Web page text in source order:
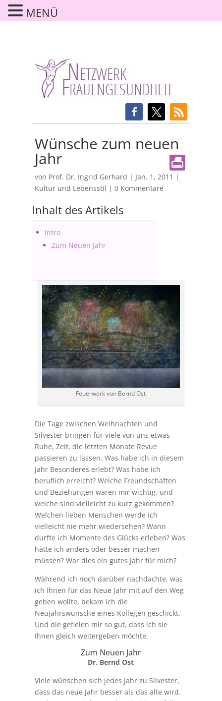
Wünsche zum neuen
Jahr
von Prof. Dr. Ingrid Gerhard | Jan. 1, 2011 |
Kultur und Lebensstil | 0 Kommentare
Inhalt des Artikels
Intro
Zum Neuen Jahr
Feuerwerk von Bernd Ost
Die Tage zwischen Weihnachten und
Silvester bringen für viele von uns etwas
Ruhe, Zeit, die letzten Monate Revue
passieren zu lassen. Was habe ich in diesem
Jahr Besonderes erlebt? Was habe ich
beruflich erreicht? Welche Freundschaften
und Beziehungen waren mir wichtig, und
welche sind vielleicht zu kurz gekommen?
Welchen lieben Menschen werde ich
vielleicht nie mehr wiedersehen? Wann
durfte ich Momente des Glücks erleben? Was
hätte ich anders oder besser machen
müssen? War dies ein gutes Jahr für mich?
Während ich noch darüber nachdachte, was
ich Ihnen für das Neue Jahr mit auf den Weg
geben wollte, bekam ich die
Neujahrswünsche eines Kollegen geschickt.
Und die gefielen mir so gut, dass ich sie
Ihnen gleich weitergeben möchte.
Zum Neuen Jahr
Dr. Bernd Ost
Viele wünschen sich jedes Jahr zu Silvester,
dass das neue Jahr besser als das alte wird.
MENÜ